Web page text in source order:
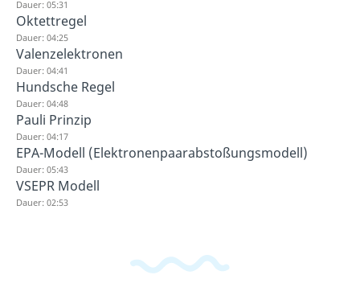
Dauer: 05:31
Oktettregel
Dauer: 04:25
Valenzelektronen
Dauer: 04:41
Hundsche Regel
Dauer: 04:48
Pauli Prinzip
Dauer: 04:17
EPA-Modell (Elektronenpaarabstoßungsmodell)
Dauer: 05:43
VSEPR Modell
Dauer: 02:53